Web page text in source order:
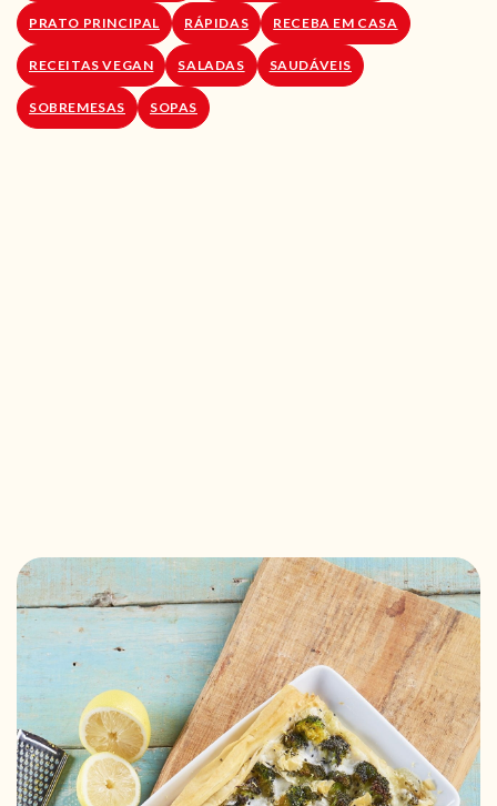
PRATO PRINCIPAL RÁPIDAS RECEBA EM CASA
RECEITAS VEGAN SALADAS SAUDÁVEIS
SOBREMESAS SOPAS